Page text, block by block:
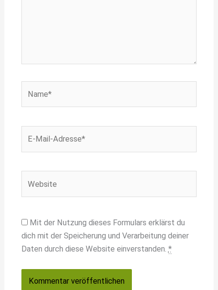
Mit der Nutzung dieses Formulars erklärst du
dich mit der Speicherung und Verarbeitung deiner
Daten durch diese Website einverstanden. *